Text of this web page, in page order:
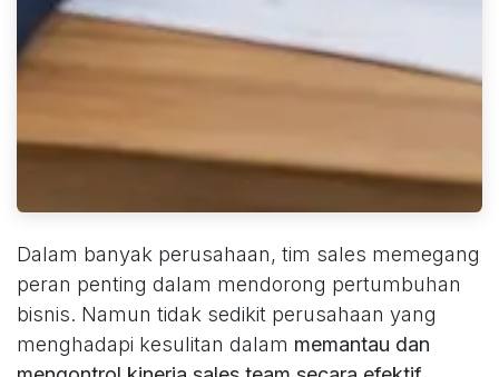
Dalam banyak perusahaan, tim sales memegang
peran penting dalam mendorong pertumbuhan
bisnis. Namun tidak sedikit perusahaan yang
menghadapi kesulitan dalam memantau dan